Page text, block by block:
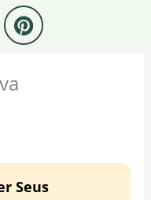
P
i
n
t
Seus